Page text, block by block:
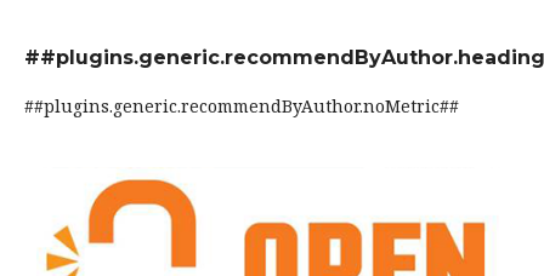
##plugins.generic.recommendByAuthor.noMetric##